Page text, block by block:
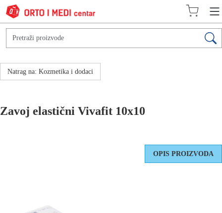
Natrag na: Kozmetika i dodaci
Zavoj elastični Vivafit 10x10
OPIS PROIZVODA